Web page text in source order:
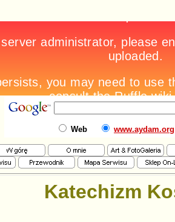
Web www.aydam.org
Katechizm